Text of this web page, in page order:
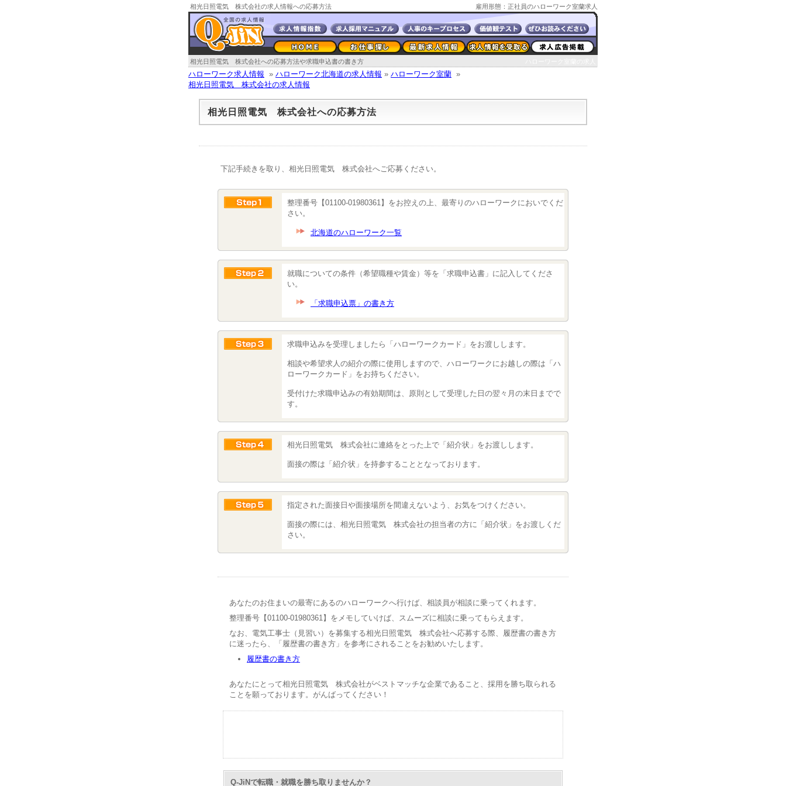
相光日照電気 株式会社の求人情報への応募方法 雇用形態：正社員のハローワーク室蘭求人
相光日照電気 株式会社への応募方法や求職申込書の書き方
ハローワーク求人情報 » ハローワーク北海道の求人情報 » ハローワーク室蘭 »
相光日照電気 株式会社の求人情報
相光日照電気 株式会社への応募方法
下記手続きを取り、相光日照電気 株式会社へご応募ください。
整理番号【01100-01980361】をお控えの上、最寄りのハローワークにおいでくだ
さい。
北海道のハローワーク一覧
就職についての条件（希望職種や賃金）等を「求職申込書」に記入してくださ
い。
「求職申込票」の書き方
求職申込みを受理しましたら「ハローワークカード」をお渡しします。
相談や希望求人の紹介の際に使用しますので、ハローワークにお越しの際は「ハ
ローワークカード」をお持ちください。
受付けた求職申込みの有効期間は、原則として受理した日の翌々月の末日までで
す。
相光日照電気 株式会社に連絡をとった上で「紹介状」をお渡しします。
面接の際は「紹介状」を持参することとなっております。
指定された面接日や面接場所を間違えないよう、お気をつけください。
面接の際には、相光日照電気 株式会社の担当者の方に「紹介状」をお渡しくだ
さい。
あなたのお住まいの最寄にあるのハローワークへ行けば、相談員が相談に乗ってくれます。
整理番号【01100-01980361】をメモしていけば、スムーズに相談に乗ってもらえます。
なお、電気工事士（見習い）を募集する相光日照電気 株式会社へ応募する際、履歴書の書き方
に迷ったら、「履歴書の書き方」を参考にされることをお勧めいたします。
履歴書の書き方
あなたにとって相光日照電気 株式会社がベストマッチな企業であること、採用を勝ち取られる
ことを願っております。がんばってください！
Q-JiNで転職・就職を勝ち取りませんか？